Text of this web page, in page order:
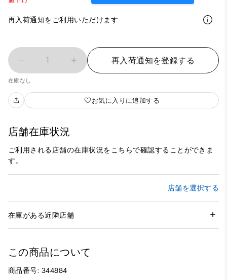
再入荷通知をご利用いただけます
1 再入荷通知を登録する
在庫なし
お気に入りに追加する
店舗在庫状況
ご利用される店舗の在庫状況をこちらで確認することができま
す。
店舗を選択する
在庫がある近隣店舗
この商品について
商品番号: 344884